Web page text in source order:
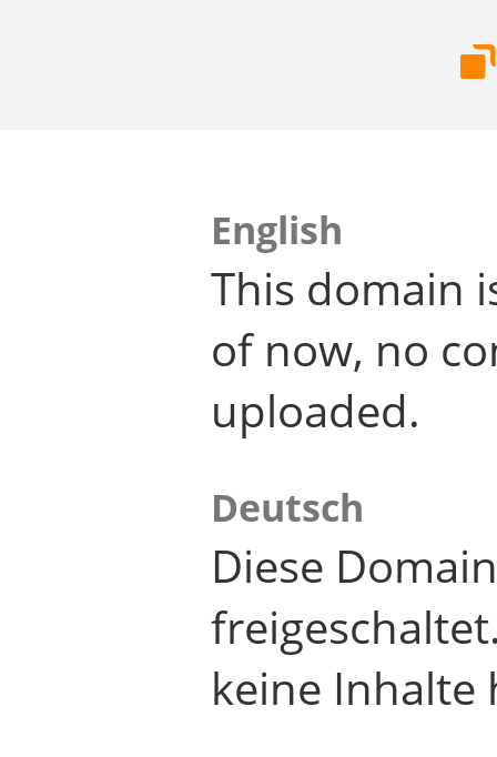
English
This domain
of now, no
uploaded.
Deutsch
Diese
keine Inhalte